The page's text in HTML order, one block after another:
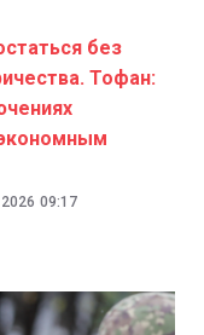
без
Тофан:
09:17